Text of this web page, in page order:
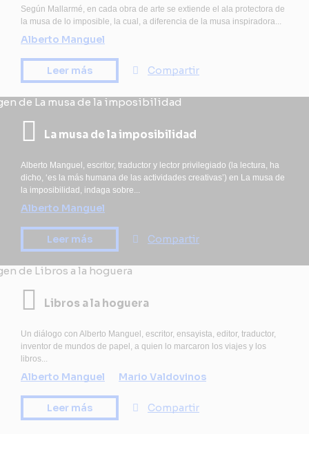
Según Mallarmé, en cada obra de arte se extiende el ala protectora de
la musa de lo imposible, la cual, a diferencia de la musa inspiradora...
Alberto Manguel
Leer más Compartir
La musa de la imposibilidad
Alberto Manguel, escritor, traductor y lector privilegiado (la lectura, ha
dicho, ‘es la más humana de las actividades creativas’) en La musa de
la imposibilidad, indaga sobre...
Alberto Manguel
Leer más Compartir
Libros a la hoguera
Un diálogo con Alberto Manguel, escritor, ensayista, editor, traductor,
inventor de mundos de papel, a quien lo marcaron los viajes y los
libros...
Alberto Manguel Mario Valdovinos
Leer más Compartir